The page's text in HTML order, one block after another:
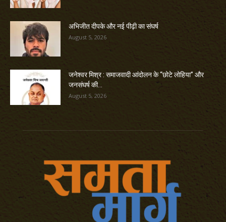
अभिजीत दीपके और नई पीढ़ी का संघर्ष
August 5, 2026
जनेश्वर मिश्र : समाजवादी आंदोलन के “छोटे लोहिया” और
जनसंघर्ष की...
August 5, 2026